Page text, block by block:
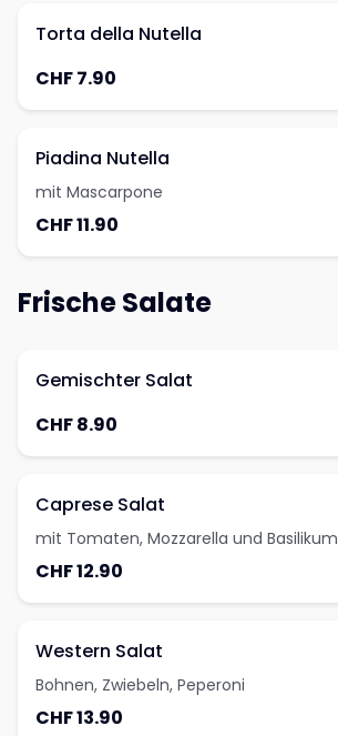
Torta della Nutella
CHF 7.90
Piadina Nutella
mit Mascarpone
CHF 11.90
Frische Salate
Gemischter Salat
CHF 8.90
Caprese Salat
mit Tomaten, Mozzarella und Basilikum
CHF 12.90
Western Salat
Bohnen, Zwiebeln, Peperoni
CHF 13.90